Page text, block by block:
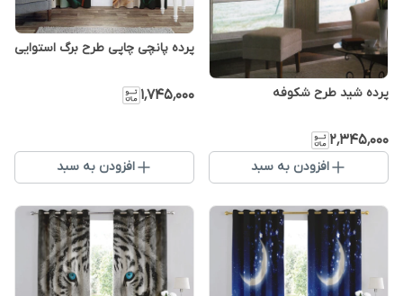
پرده شید طرح شکوفه
۲٬۳۴۵٬۰۰۰
افزودن به سبد
پرده پانچی چاپی طرح برگ استوایی
۱٬۷۴۵٬۰۰۰
افزودن به سبد